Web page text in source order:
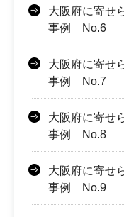
大阪府に寄せ
事例 No.6
大阪府に寄せ
事例 No.7
大阪府に寄せ
事例 No.8
大阪府に寄せ
事例 No.9